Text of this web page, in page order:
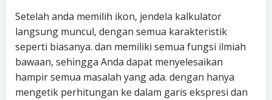
Setelah anda memilih ikon, jendela kalkulator
langsung muncul, dengan semua karakteristik
seperti biasanya. dan memiliki semua fungsi ilmiah
bawaan, sehingga Anda dapat menyelesaikan
hampir semua masalah yang ada. dengan hanya
mengetik perhitungan ke dalam garis ekspresi dan